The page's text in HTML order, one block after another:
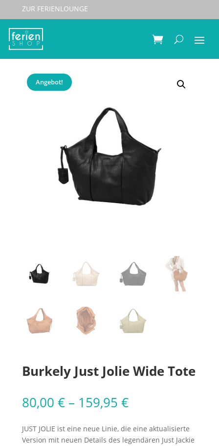
ZUR FERIENLOUNGE
Start/
Wide Tote
Angebot!
Burkely Just Jolie Wide Tote
80,00 €– 159,95 €
JUST JOLIE ist eine neue Linie, die eine aktualisierte
Version mit neuen Details des legendären Just Jackie